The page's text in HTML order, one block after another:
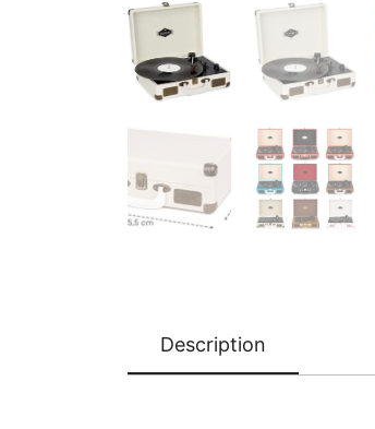
Description